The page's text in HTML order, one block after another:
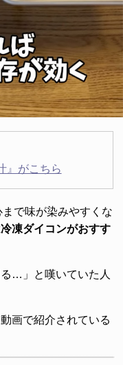
』がこちら
で味が染みやすくな
凍ダイコンがおすす
…」と嘆いていた人
画で紹介されている